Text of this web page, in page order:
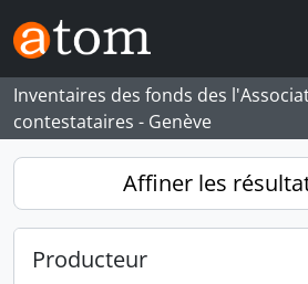
Skip to main content
Inventaires des fonds des
contestataires - Genève
Affiner les
Producteur